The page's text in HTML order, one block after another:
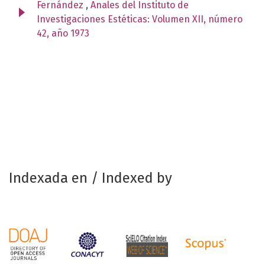
Fernández , Anales del Instituto de
Investigaciones Estéticas: Volumen XII, número
42, año 1973
Indexada en / Indexed by